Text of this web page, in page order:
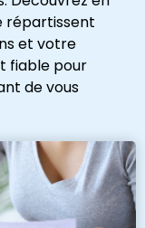
répartissent
et votre
fiable pour
de vous